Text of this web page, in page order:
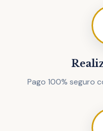
Pago 100% seguro